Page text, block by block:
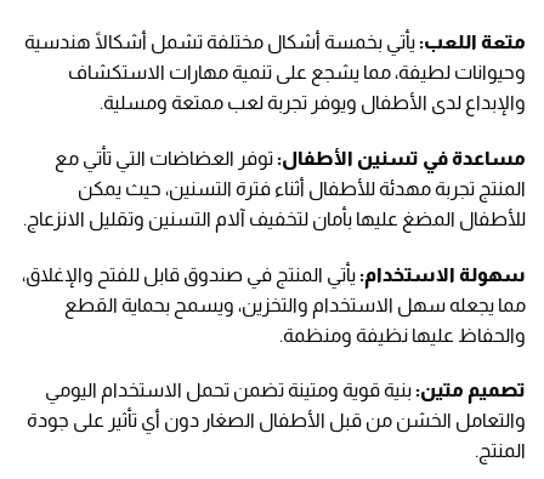
متعة اللعب: يأتي بخمسة أشكال مختلفة تشمل أشكالًا هندسية
وحيوانات لطيفة، مما يشجع على تنمية مهارات الاستكشاف
والإبداع لدى الأطفال ويوفر تجربة لعب ممتعة ومسلية.
مساعدة في تسنين الأطفال: توفر العضاضات التي تأتي مع
المنتج تجربة مهدئة للأطفال أثناء فترة التسنين، حيث يمكن
للأطفال المضغ عليها بأمان لتخفيف آلام التسنين وتقليل الانزعاج.
سهولة الاستخدام: يأتي المنتج في صندوق قابل للفتح والإغلاق،
مما يجعله سهل الاستخدام والتخزين، ويسمح بحماية القطع
والحفاظ عليها نظيفة ومنظمة.
تصميم متين: بنية قوية ومتينة تضمن تحمل الاستخدام اليومي
والتعامل الخشن من قبل الأطفال الصغار دون أي تأثير على جودة
المنتج.